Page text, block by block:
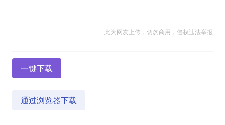
此为网友上传，切勿商用，侵权违法举报
一键下载
通过浏览器下载